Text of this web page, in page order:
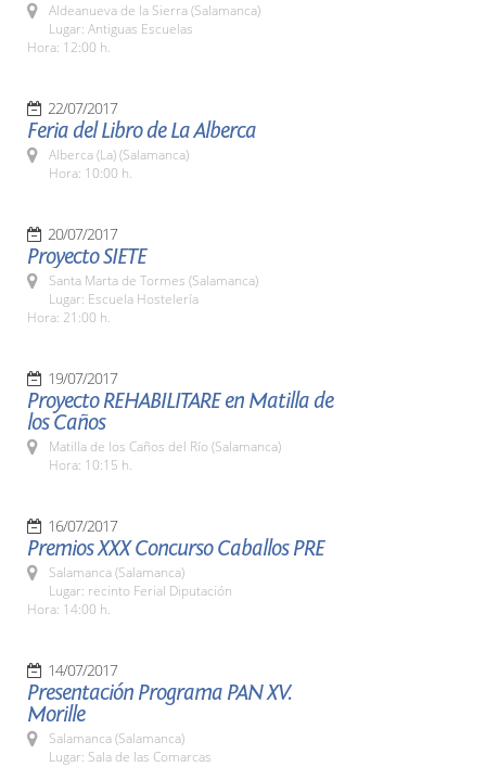
Aldeanueva de la Sierra (Salamanca)
Lugar: Antiguas Escuelas
Hora: 12:00 h.
22/07/2017
Feria del Libro de La Alberca
Alberca (La) (Salamanca)
Hora: 10:00 h.
20/07/2017
Proyecto SIETE
Santa Marta de Tormes (Salamanca)
Lugar: Escuela Hostelería
Hora: 21:00 h.
19/07/2017
Proyecto REHABILITARE en Matilla de
los Caños
Matilla de los Caños del Río (Salamanca)
Hora: 10:15 h.
16/07/2017
Premios XXX Concurso Caballos PRE
Salamanca (Salamanca)
Lugar: recinto Ferial Diputación
Hora: 14:00 h.
14/07/2017
Presentación Programa PAN XV.
Morille
Salamanca (Salamanca)
Lugar: Sala de las Comarcas